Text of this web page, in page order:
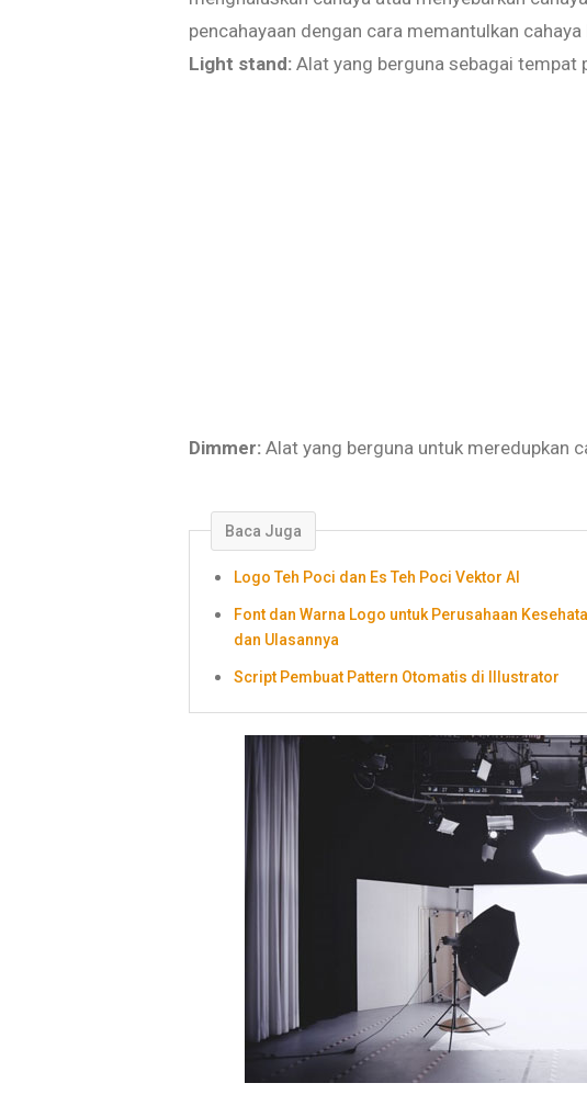
pencahayaan dengan cara memantulkan cahaya
Light stand: Alat yang berguna sebagai tempat
Dimmer: Alat yang berguna untuk meredupkan
Baca Juga
Logo Teh Poci dan Es Teh Poci Vektor AI
Font dan Warna Logo untuk Perusahaan
dan Ulasannya
Script Pembuat Pattern Otomatis di Illustrator